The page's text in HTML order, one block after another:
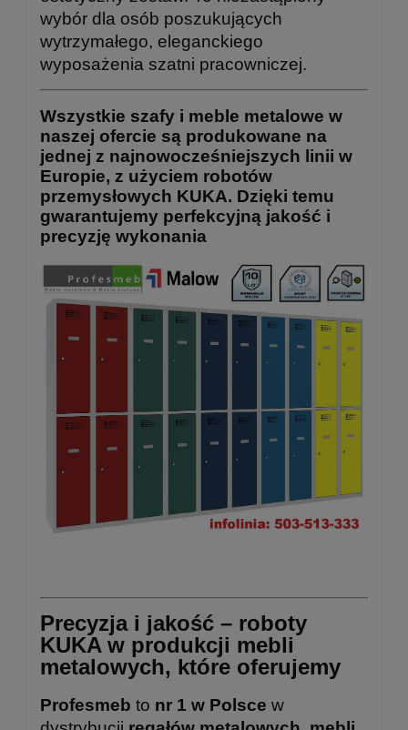
wybór dla osób poszukujących
wytrzymałego, eleganckiego
wyposażenia szatni pracowniczej.
Wszystkie szafy i meble metalowe w
naszej ofercie są produkowane na
jednej z najnowocześniejszych linii w
Europie, z użyciem robotów
przemysłowych KUKA. Dzięki temu
gwarantujemy perfekcyjną jakość i
precyzję wykonania
Precyzja i jakość – roboty
KUKA w produkcji mebli
metalowych, które oferujemy
Profesmeb to nr 1 w Polsce w